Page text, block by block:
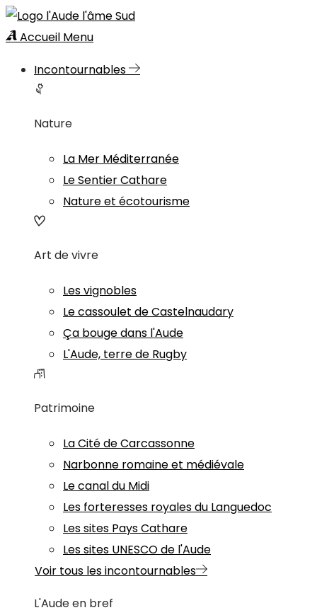
Accueil Menu
Incontournables
Nature
La Mer Méditerranée
Le Sentier Cathare
Nature et écotourisme
Art de vivre
Les vignobles
Le cassoulet de Castelnaudary
Ça bouge dans l'Aude
L'Aude, terre de Rugby
Patrimoine
La Cité de Carcassonne
Narbonne romaine et médiévale
Le canal du Midi
Les forteresses royales du Languedoc
Les sites Pays Cathare
Les sites UNESCO de l'Aude
Voir tous les incontournables
L'Aude en bref